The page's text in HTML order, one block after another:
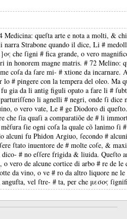
queſta arte e nota a molti, &
Strabone quando il dice, Li #
che ſigni # fica grande, o vero
honorem magne matris. # 72 Melino:
coſa da ſare mi- # xtione da
# pingere con la tempera del oleo. Ma
gia da li antig figuli opato a fare li #
li agnelli # negri, onde ſi
o vero vate, Le # ge Diodoro di
ſia quaſi a comparatiõe de # li
ſie ogni coſa la quale cõ lanimo ſi
fu Phidon Argiuo, ſecondo #
ſtato inuentore de # molte coſe, &
# no eſſere frigida & liuida. Queſto
de alcune cortice di arbo # re de le
da vino, o ve # ro da altro liquore ne le
vel ſtre- # ta, per che μεσος